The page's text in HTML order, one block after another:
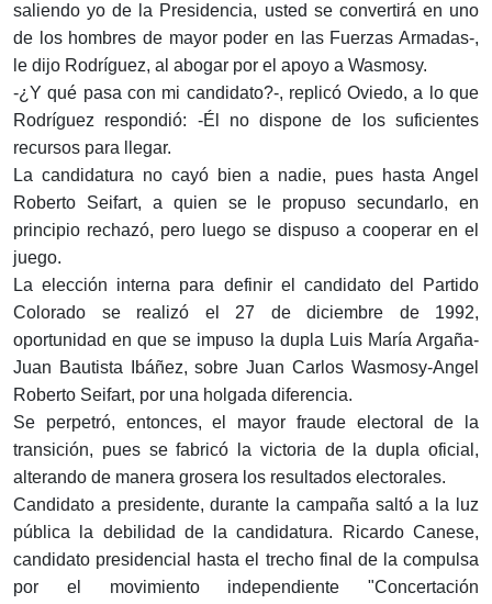
saliendo yo de la Presidencia, usted se convertirá en uno
de los hombres de mayor poder en las Fuerzas Armadas-,
le dijo Rodríguez, al abogar por el apoyo a Wasmosy.
-¿Y qué pasa con mi candidato?-, replicó Oviedo, a lo que
Rodríguez respondió: -Él no dispone de los suficientes
recursos para llegar.
La candidatura no cayó bien a nadie, pues hasta Angel
Roberto Seifart, a quien se le propuso secundarlo, en
principio rechazó, pero luego se dispuso a cooperar en el
juego.
La elección interna para definir el candidato del Partido
Colorado se realizó el 27 de diciembre de 1992,
oportunidad en que se impuso la dupla Luis María Argaña-
Juan Bautista Ibáñez, sobre Juan Carlos Wasmosy-Angel
Roberto Seifart, por una holgada diferencia.
Se perpetró, entonces, el mayor fraude electoral de la
transición, pues se fabricó la victoria de la dupla oficial,
alterando de manera grosera los resultados electorales.
Candidato a presidente, durante la campaña saltó a la luz
pública la debilidad de la candidatura. Ricardo Canese,
candidato presidencial hasta el trecho final de la compulsa
por el movimiento independiente "Concertación